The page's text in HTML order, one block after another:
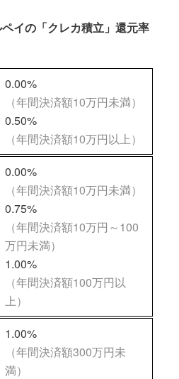
イの「クレカ積立」還元率
0.00%
（年間決済額10万円未満）
0.50%
（年間決済額10万円以上）
0.00%
（年間決済額10万円未満）
0.75%
（年間決済額10万円～100
万円未満）
1.00%
（年間決済額100万円以
上）
1.00%
（年間決済額300万円未
満）